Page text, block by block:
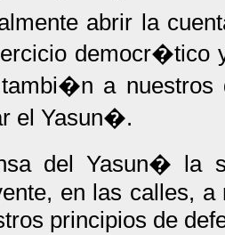
abrir la
democr�tico
a nuestros
el Yasun�.
del Yasun� la
en las calles,
principios de